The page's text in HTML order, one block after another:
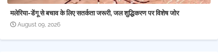
मलेरिया-डेंगू से बचाव के लिए सतर्कता जरूरी, जल शुद्धिकरण पर विशेष जोर
August 09, 2026